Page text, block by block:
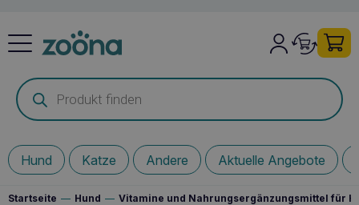
Products
search
Hund Katze Andere Aktuelle Angebote
Startseite — Hund — Vitamine und Nahrungsergänzungsmittel für